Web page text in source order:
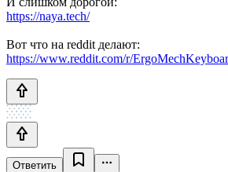
https://naya.tech/
Вот что на reddit делают:
https://www.reddit.com/r/
Ответить